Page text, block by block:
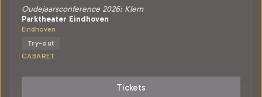
Oudejaarsconference 2026: Klem
Parktheater Eindhoven
Eindhoven
Try-out
CABARET
Tickets